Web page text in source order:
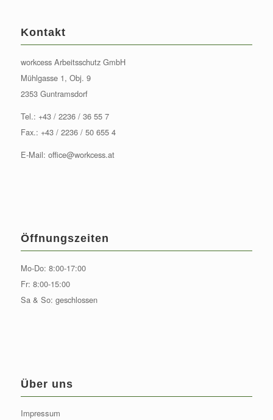
Kontakt
workcess Arbeitsschutz GmbH
Mühlgasse 1, Obj. 9
2353 Guntramsdorf
Tel.: +43 / 2236 / 36 55 7
Fax.: +43 / 2236 / 50 655 4
E-Mail: office@workcess.at
Öffnungszeiten
Mo-Do: 8:00-17:00
Fr: 8:00-15:00
Sa & So: geschlossen
Über uns
Impressum